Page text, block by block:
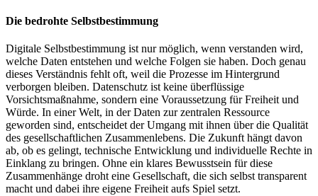
Die bedrohte Selbstbestimmung
Digitale Selbstbestimmung ist nur möglich, wenn verstanden wird,
welche Daten entstehen und welche Folgen sie haben. Doch genau
dieses Verständnis fehlt oft, weil die Prozesse im Hintergrund
verborgen bleiben. Datenschutz ist keine überflüssige
Vorsichtsmaßnahme, sondern eine Voraussetzung für Freiheit und
Würde. In einer Welt, in der Daten zur zentralen Ressource
geworden sind, entscheidet der Umgang mit ihnen über die Qualität
des gesellschaftlichen Zusammenlebens. Die Zukunft hängt davon
ab, ob es gelingt, technische Entwicklung und individuelle Rechte in
Einklang zu bringen. Ohne ein klares Bewusstsein für diese
Zusammenhänge droht eine Gesellschaft, die sich selbst transparent
macht und dabei ihre eigene Freiheit aufs Spiel setzt.